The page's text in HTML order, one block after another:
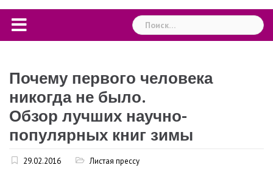
Найти:
Почему первого человека
никогда не было.
Обзор лучших научно-
популярных книг зимы
29.02.2016 Листая прессу